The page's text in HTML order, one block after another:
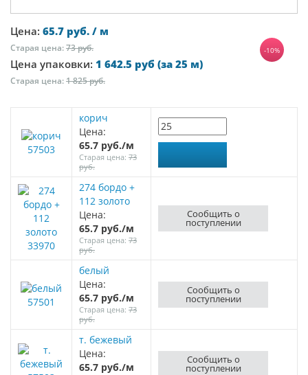
-10%
Цена: 65.7 руб. / м
Старая цена:73 руб.
Цена упаковки: 1 642.5 руб (за 25 м)
Старая цена:1 825 руб.
57503
корич
Цена:
65.7 руб./м
Старая цена: 73
руб.
33970
274 бордо +
112 золото
Цена:
65.7 руб./м
Старая цена: 73
руб.
Сообщить о
поступлении
57501
белый
Цена:
65.7 руб./м
Старая цена: 73
руб.
Сообщить о
поступлении
т. бежевый
Цена:
65.7 руб./м
Сообщить о
поступлении